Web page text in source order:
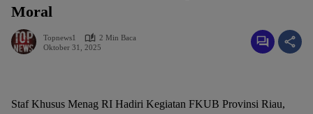
Moral
Topnews1
2 Min Baca
Oktober 31, 2025
Staf Khusus Menag RI Hadiri Kegiatan FKUB Provinsi Riau,